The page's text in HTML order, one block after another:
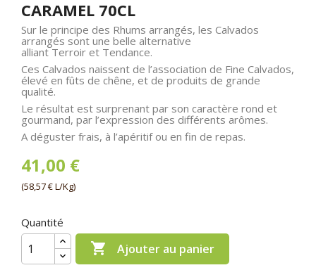
CARAMEL 70CL
Sur le principe des Rhums arrangés, les Calvados
arrangés sont une belle alternative
alliant Terroir et Tendance.
Ces Calvados naissent de l’association de Fine Calvados,
élevé en fûts de chêne, et de produits de grande
qualité.
Le résultat est surprenant par son caractère rond et
gourmand, par l’expression des différents arômes.
A déguster frais, à l’apéritif ou en fin de repas.
41,00 €
(58,57 € L/Kg)
Quantité
 Ajouter au panier